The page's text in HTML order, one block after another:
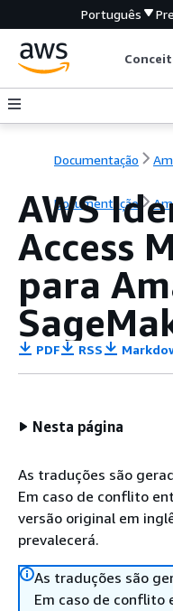
Português
Documentação
Documentação
AWS
Access
para
PDF RSS
Nesta página
As traduções são
Em caso de conflito
versão original em
prevalecerá.
As traduções são
Em caso de conflito